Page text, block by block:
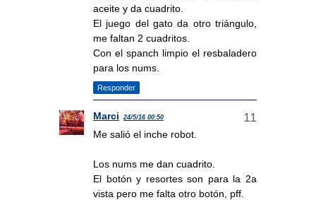
aceite y da cuadrito.
El juego del gato da otro triángulo,
me faltan 2 cuadritos.
Con el spanch limpio el resbaladero
para los nums.
Responder
Marci 24/5/16 00:50
Me salió el inche robot.
Los nums me dan cuadrito.
El botón y resortes son para la 2a
vista pero me falta otro botón, pff.